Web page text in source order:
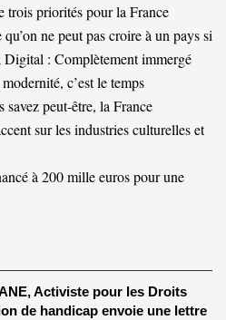
trois priorités pour la France
ne peut pas croire à un pays si
Digital : Complètement immergé
c’est le temps
savez peut-être, la France
sur les industries culturelles et
à 200 mille euros pour une
Activiste pour les Droits
de handicap envoie une lettre